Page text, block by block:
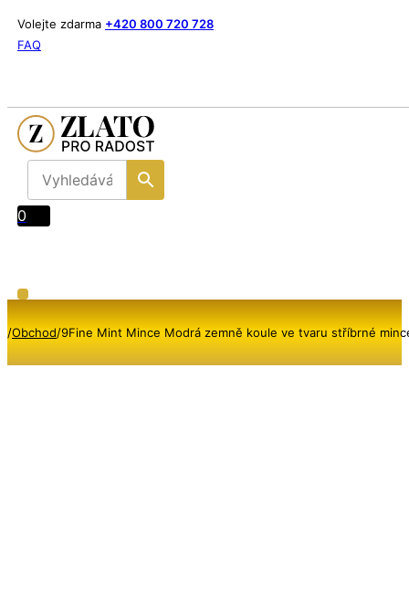
Volejte zdarma +420 800 720 728
FAQ
0
/Obchod/9Fine Mint Mince Modrá zemně koule ve tvaru stříbrné